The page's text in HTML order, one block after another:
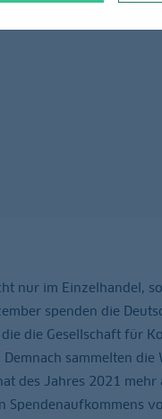
nur im Einzelhandel,
spenden die
die die Gesellschaft für
Demnach sammelten
des Jahres 2021
Spendenaufkommens